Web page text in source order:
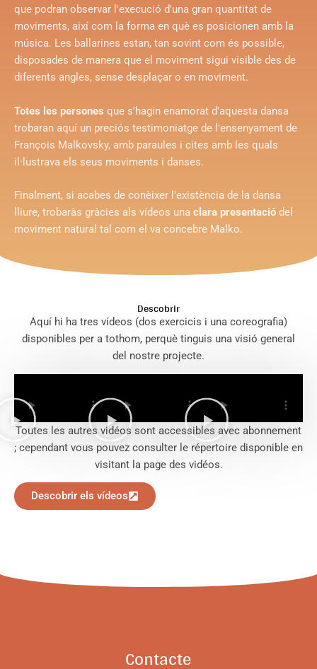
que podran observar l'execució d'una gran quantitat de
moviments, així com la forma en què es posicionen amb la
música. Les ballarines estan, tan sovint com és possible,
disposades de manera que el moviment sigui visible des de
diferents angles, sense desplaçar o en moviment.
Totes les persones que s'hagin enamorat d'aquesta dansa
trobaran aquí un preciós testimoniatge de l'ensenyament de
François Malkovsky, amb paraules i cites amb les quals
il·lustrava els seus moviments i danses.
Finalment, si acabes de conèixer l'existència de la dansa
lliure, trobaràs gràcies als vídeos una clara presentació del
moviment natural tal com el va concebre Malko.
Descobrir
Aquí hi ha tres vídeos (dos exercicis i una coreografia)
disponibles per a tothom, perquè tinguis una visió general
del nostre projecte.
Toutes les autres vidéos sont accessibles avec abonnement
; cependant vous pouvez consulter le répertoire disponible en
visitant la page des vidéos.
Descobrir els vídeos
Contacte